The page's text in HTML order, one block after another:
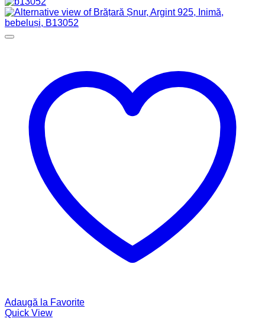
Adaugă la Favorite
Quick View